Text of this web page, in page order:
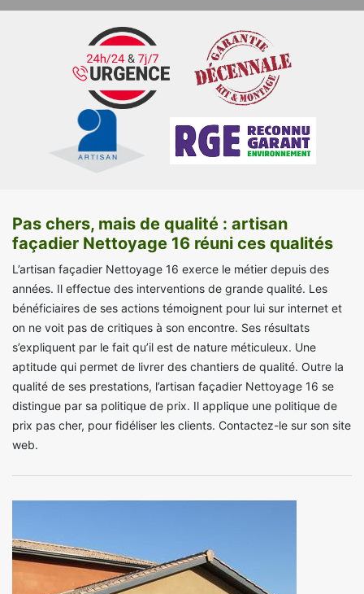
Pas chers, mais de qualité : artisan
façadier Nettoyage 16 réuni ces qualités
L’artisan façadier Nettoyage 16 exerce le métier depuis des
années. Il effectue des interventions de grande qualité. Les
bénéficiaires de ses actions témoignent pour lui sur internet et
on ne voit pas de critiques à son encontre. Ses résultats
s’expliquent par le fait qu’il est de nature méticuleux. Une
aptitude qui permet de livrer des chantiers de qualité. Outre la
qualité de ses prestations, l’artisan façadier Nettoyage 16 se
distingue par sa politique de prix. Il applique une politique de
prix pas cher, pour fidéliser les clients. Contactez-le sur son site
web.